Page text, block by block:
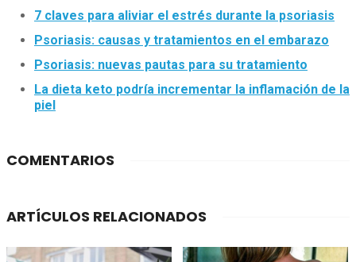
7 claves para aliviar el estrés durante la psoriasis
Psoriasis: causas y tratamientos en el embarazo
Psoriasis: nuevas pautas para su tratamiento
La dieta keto podría incrementar la inflamación de la
piel
COMENTARIOS
ARTÍCULOS RELACIONADOS